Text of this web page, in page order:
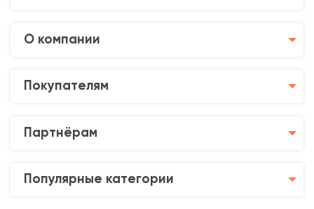
О компании
Покупателям
Партнёрам
Популярные категории